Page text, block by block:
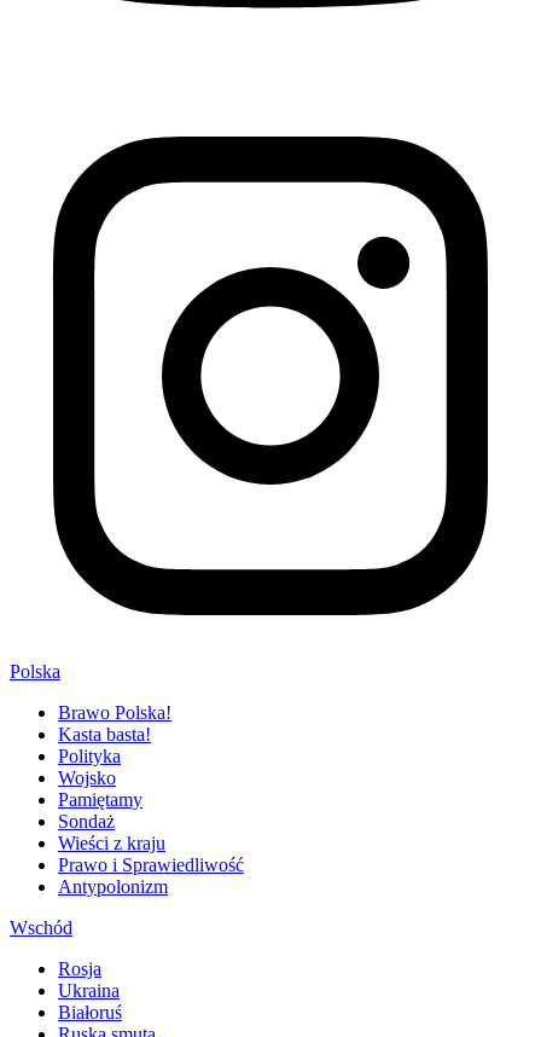
Polska
Brawo Polska!
Kasta basta!
Polityka
Wojsko
Pamiętamy
Sondaż
Wieści z kraju
Prawo i Sprawiedliwość
Antypolonizm
Wschód
Rosja
Ukraina
Białoruś